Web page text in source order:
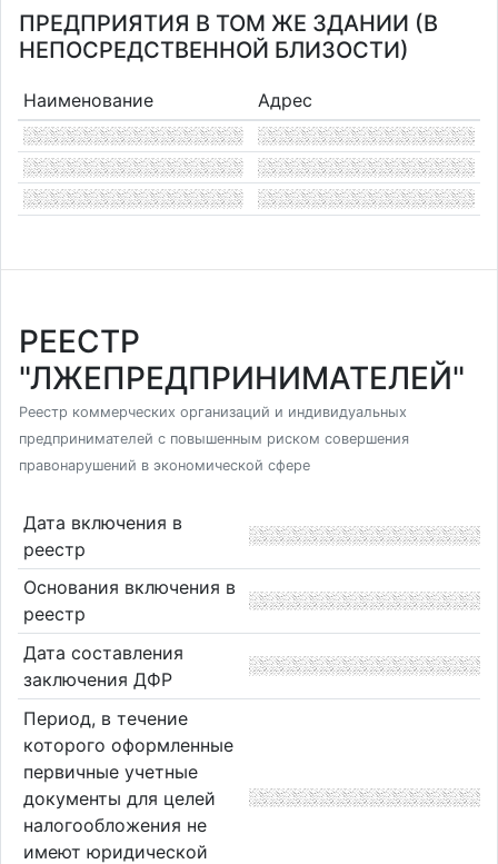
ПРЕДПРИЯТИЯ В ТОМ ЖЕ ЗДАНИИ (В
НЕПОСРЕДСТВЕННОЙ БЛИЗОСТИ)
Наименование Адрес
РЕЕСТР
"ЛЖЕПРЕДПРИНИМАТЕЛЕЙ"
Реестр коммерческих организаций и индивидуальных
предпринимателей с повышенным риском совершения
правонарушений в экономической сфере
Дата включения в
реестр
Основания включения в
реестр
Дата составления
заключения ДФР
Период, в течение
которого оформленные
первичные учетные
документы для целей
налогообложения не
имеют юридической